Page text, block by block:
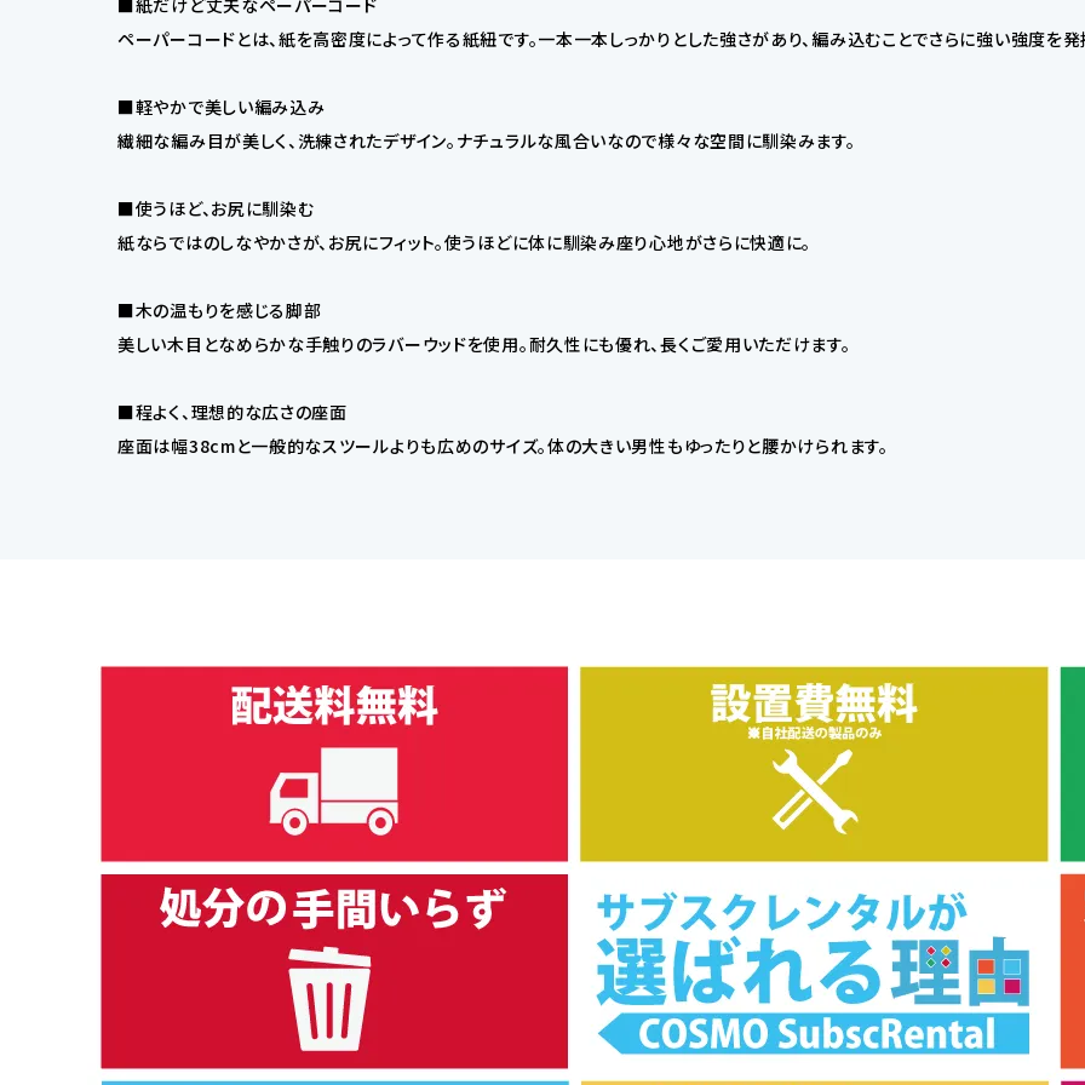
■紙だけど丈夫なペーパーコード
ペーパーコードとは、紙を高密度によって作る紙紐です。一本一本しっかりとした強さがあり、編み込むことでさらに強い強度を発
■軽やかで美しい編み込み
繊細な編み目が美しく、洗練されたデザイン。ナチュラルな風合いなので様々な空間に馴染みます。
■使うほど、お尻に馴染む
紙ならではのしなやかさが、お尻にフィット。使うほどに体に馴染み座り心地がさらに快適に。
■木の温もりを感じる脚部
美しい木目となめらかな手触りのラバーウッドを使用。耐久性にも優れ、長くご愛用いただけます。
■程よく、理想的な広さの座面
座面は幅38cmと一般的なスツールよりも広めのサイズ。体の大きい男性もゆったりと腰かけられます。